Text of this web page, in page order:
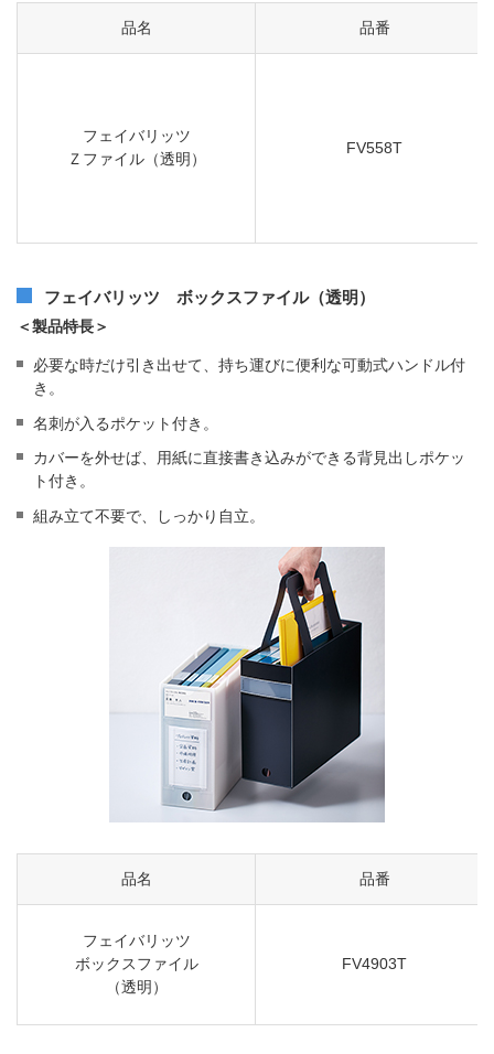
品名 品番
フェイバリッツ
Ｚファイル（透明）
FV558T
フェイバリッツ ボックスファイル（透明）
＜製品特長＞
必要な時だけ引き出せて、持ち運びに便利な可動式ハンドル付
き。
名刺が入るポケット付き。
カバーを外せば、用紙に直接書き込みができる背見出しポケッ
ト付き。
組み立て不要で、しっかり自立。
品名 品番
フェイバリッツ
ボックスファイル
（透明）
FV4903T